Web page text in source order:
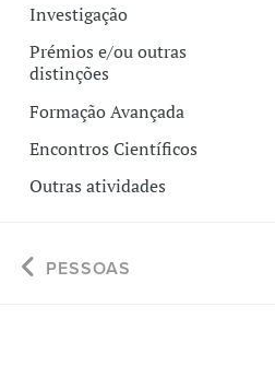
Investigação
Prémios e/ou outras
distinções
Formação Avançada
Encontros Científicos
Outras atividades
PESSOAS